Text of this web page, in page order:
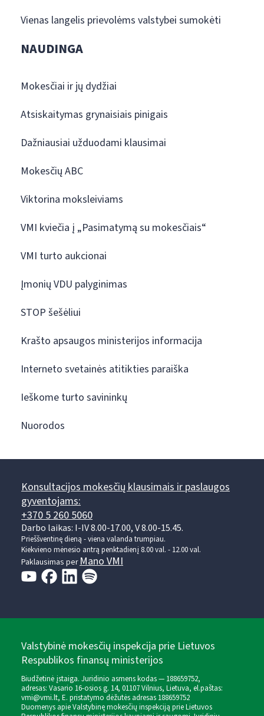
Vienas langelis prievolėms valstybei sumokėti
NAUDINGA
Mokesčiai ir jų dydžiai
Atsiskaitymas grynaisiais pinigais
Dažniausiai užduodami klausimai
Mokesčių ABC
Viktorina moksleiviams
VMI kviečia į „Pasimatymą su mokesčiais“
VMI turto aukcionai
Įmonių VDU palyginimas
STOP šešėliui
Krašto apsaugos ministerijos informacija
Interneto svetainės atitikties paraiška
Ieškome turto savininkų
Nuorodos
Konsultacijos mokesčių klausimais ir paslaugos
gyventojams:
+370 5 260 5060
Darbo laikas: I-IV 8.00-17.00, V 8.00-15.45.
Prieššventinę dieną - viena valanda trumpiau.
Kiekvieno mėnesio antrą penktadienį 8.00 val. - 12.00 val.
Paklausimas perMano VMI
Valstybinė mokesčių inspekcija prie Lietuvos
Respublikos finansų ministerijos
Biudžetinė įstaiga. Juridinio asmens kodas — 188659752,
adresas: Vasario 16-osios g. 14, 01107 Vilnius, Lietuva, el.paštas:
vmi@vmi.lt, E. pristatymo dėžutės adresas 188659752
Duomenys apie Valstybinę mokesčių inspekciją prie Lietuvos